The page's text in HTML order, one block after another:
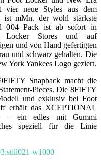
neue Styles aus dem
mMn. der wohl stärkste
004 Pack ist ab sofort in
Locker Stores und auf
und von Hand gefertigten
und schwarz gehalten. Die
York Yankees Logo geziert.
Snapback macht die
Pieces. Die 8FIFTY
und exklusiv bei Foot
erhält das XCEPTIONAL
– ein edles mit Gummi
speziell für die Linie